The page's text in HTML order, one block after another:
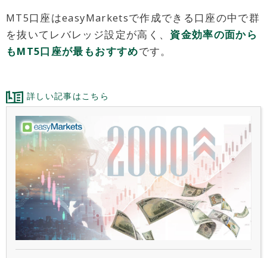
MT5口座はeasyMarketsで作成できる口座の中で群
を抜いてレバレッジ設定が高く、 資金効率の面から
もMT5口座が最もおすすめです。
詳しい記事はこちら